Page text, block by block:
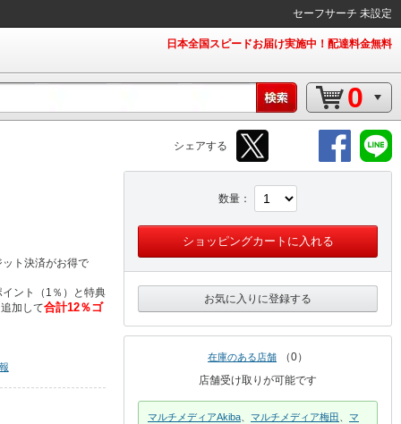
セーフサーチ 未設定
日本全国スピードお届け実施中！配達料金無料
0
シェアする
ト決済がお得で
ント（1％）と特典
加して合計12％ゴ
数量
ショッピングカートに入れる
お気に入りに登録する
在庫のある店舗
0
店舗受け取りが可能です
マルチメディアAkiba マルチメディア梅田
マ